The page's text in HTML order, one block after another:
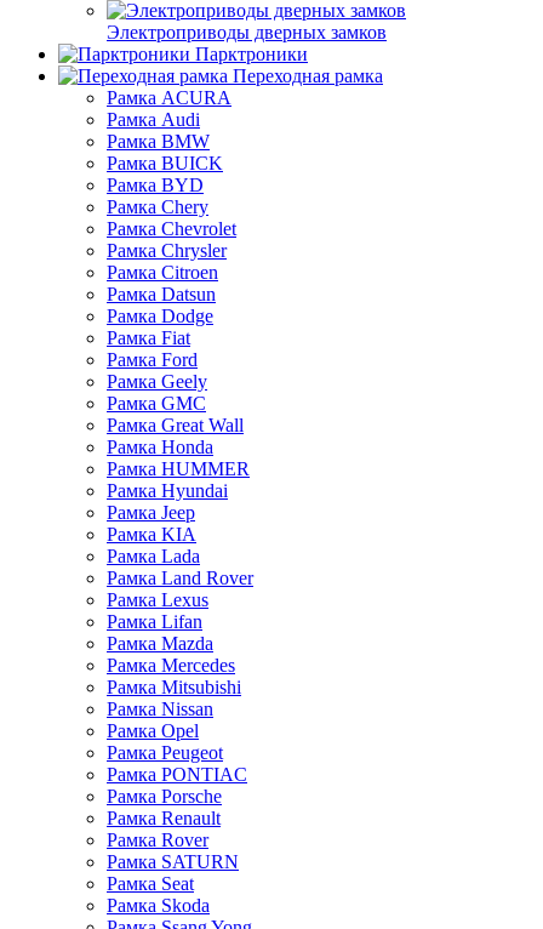
Электроприводы дверных замков
Парктроники
Переходная рамка
Рамка ACURA
Рамка Audi
Рамка BMW
Рамка BUICK
Рамка BYD
Рамка Chery
Рамка Chevrolet
Рамка Chrysler
Рамка Citroen
Рамка Datsun
Рамка Dodge
Рамка Fiat
Рамка Ford
Рамка Geely
Рамка GMC
Рамка Great Wall
Рамка Honda
Рамка HUMMER
Рамка Hyundai
Рамка Jeep
Рамка KIA
Рамка Lada
Рамка Land Rover
Рамка Lexus
Рамка Lifan
Рамка Mazda
Рамка Mercedes
Рамка Mitsubishi
Рамка Nissan
Рамка Opel
Рамка Peugeot
Рамка PONTIAC
Рамка Porsche
Рамка Renault
Рамка Rover
Рамка SATURN
Рамка Seat
Рамка Skoda